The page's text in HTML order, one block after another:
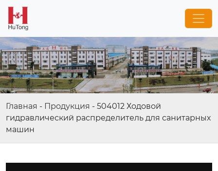
Главная - Продукция - 504012 Ходовой
гидравлический распределитель для санитарных
машин